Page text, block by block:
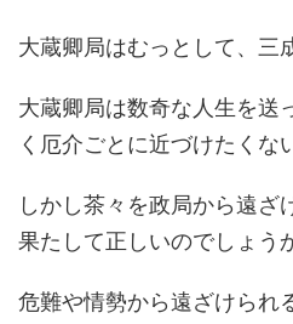
大蔵卿局はむっとして、三
大蔵卿局は数奇な人生を送
く厄介ごとに近づけたくな
しかし茶々を政局から遠ざ
果たして正しいのでしょう
危難や情勢から遠ざけられ